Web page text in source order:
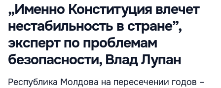
„Именно Конституция влечет
нестабильность в стране”,
эксперт по проблемам
безопасности, Влад Лупан
Республика Молдова на пересечении годов –